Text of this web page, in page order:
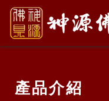
產品介紹